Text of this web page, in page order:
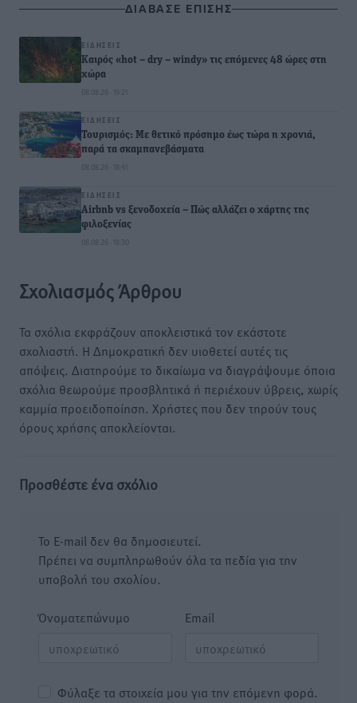
ΔΙΑΒΑΣΕ ΕΠΙΣΗΣ
ΕΙΔΉΣΕΙΣ
Καιρός «hot – dry – windy» τις επόμενες 48 ώρες στη
χώρα
08.08.26 · 19:21
ΕΙΔΉΣΕΙΣ
Τουρισμός: Με θετικό πρόσημο έως τώρα η χρονιά,
παρά τα σκαμπανεβάσματα
08.08.26 · 18:41
ΕΙΔΉΣΕΙΣ
Airbnb vs ξενοδοχεία – Πώς αλλάζει ο χάρτης της
φιλοξενίας
08.08.26 · 18:30
Σχολιασμός Άρθρου
Τα σχόλια εκφράζουν αποκλειστικά τον εκάστοτε
σχολιαστή. Η Δημοκρατική δεν υιοθετεί αυτές τις
απόψεις. Διατηρούμε το δικαίωμα να διαγράψουμε όποια
σχόλια θεωρούμε προσβλητικά ή περιέχουν ύβρεις, χωρίς
καμμία προειδοποίηση. Χρήστες που δεν τηρούν τους
όρους χρήσης αποκλείονται.
Προσθέστε ένα σχόλιο
Το E-mail δεν θα δημοσιευτεί.
Πρέπει να συμπληρωθούν όλα τα πεδία για την
υποβολή του σχολίου.
Όνοματεπώνυμο Email
Φύλαξε τα στοιχεία μου για την επόμενη φορά.